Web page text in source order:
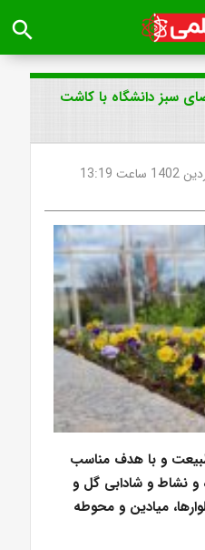
search
سبز دانشگاه با کاشت
طبیعت و با هدف مناسب
و نشاط و شادابی گل و
میادین و محوطه